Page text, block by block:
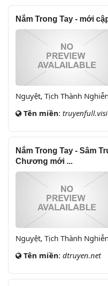
Nắm Trong Tay - mới
Nguyệt, Tịch Thành
Tên miền:
Nắm Trong Tay - Sâm
Chương mới ...
Nguyệt, Tịch Thành
Tên miền: dtruyen.net